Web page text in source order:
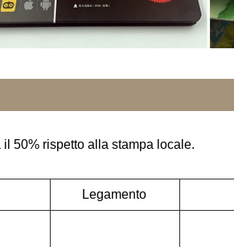
50% rispetto alla stampa locale.
Legamento